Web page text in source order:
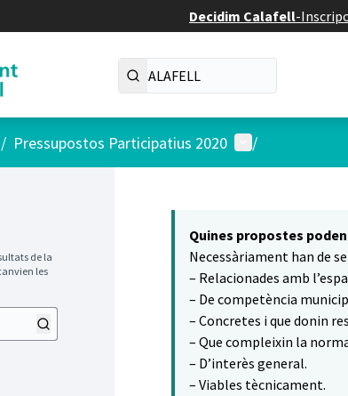
Decidim Calafell-
/ Pressupostos Participatius 2020 Menú d'usuari
/
de la
les
Quines propostes
Necessàriament han de
– Relacionades amb
– De competència
– Concretes i que donin
– Que compleixin la
– D’interès general.
– Viables tècnicament.